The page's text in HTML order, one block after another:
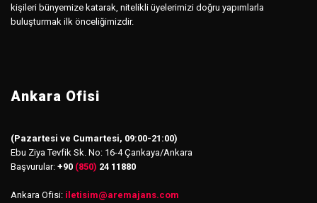
kişileri bünyemize katarak, nitelikli üyelerimizi doğru yapımlarla
buluşturmak ilk önceliğimizdir.
Ankara Ofisi
(Pazartesi ve Cumartesi, 09:00-21:00)
Ebu Ziya Tevfik Sk. No: 16-4 Çankaya/Ankara
Başvurular: +90 (850) 24 11880
Ankara Ofisi: iletisim@aremajans.com